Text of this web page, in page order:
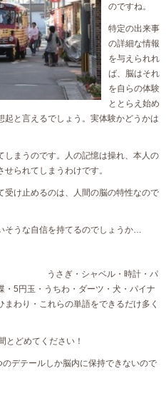
のですね。
特定の出来事
の詳細な情報
を与えられれ
ば、脳はそれ
を自らの体験
ととらえ始め
と言えるでしょう。実体験かどうかは
しまうのです。人の記憶は操れ、本人の
られてしまうわけです。
け止めるのは、人間の脳の特性なので
うな自信を持てるのでしょうか…
うさぎ・シャベル・時計・パ
・5円玉・うちわ・ダーツ・犬・パイナ
わり・これらの単語をできるだけ多く
とどめてください！
デテールしか脳内に保持できないので